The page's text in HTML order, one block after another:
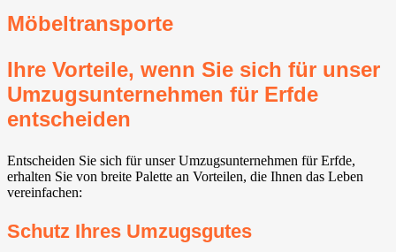
Möbeltransporte
Ihre Vorteile, wenn Sie sich für unser
Umzugsunternehmen für Erfde
entscheiden
Entscheiden Sie sich für unser Umzugsunternehmen für Erfde,
erhalten Sie von breite Palette an Vorteilen, die Ihnen das Leben
vereinfachen:
Schutz Ihres Umzugsgutes